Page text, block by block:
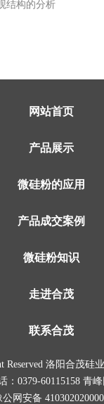
结构的分析
网站首页
产品展示
微硅粉的应用
产品成交案例
微硅粉知识
走进合茂
联系合茂
Reserved 洛阳合茂
：0379-60115158 青
公网安备